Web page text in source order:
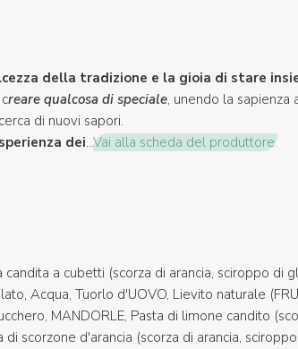
della tradizione e la gioia di stare
reare qualcosa di speciale, unendo la sapienza
di nuovi sapori.
dei...Vai alla scheda del produttore.
a cubetti (scorza di arancia, sciroppo di
Acqua, Tuorlo d'UOVO, Lievito naturale
MANDORLE, Pasta di limone candito
scorzone d'arancia (scorza di arancia,